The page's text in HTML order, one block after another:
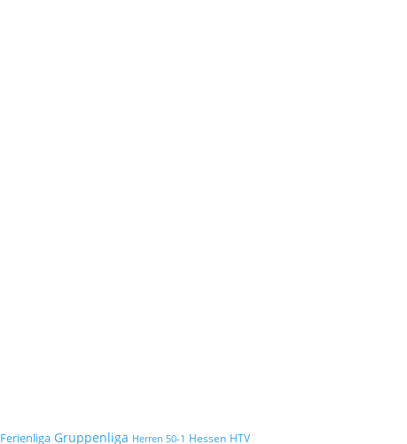
Ferienliga Gruppenliga Herren 50-1 Hessen HTV